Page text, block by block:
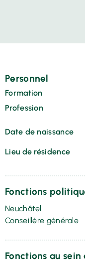
Personnel
Formation
Profession
Date de naissance
Lieu de résidence
Fonctions
Neuchâtel
Conseillère générale
Fonctions au